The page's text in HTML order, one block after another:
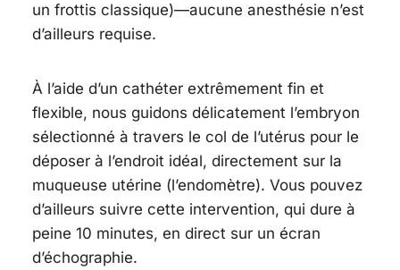
un frottis classique)—aucune anesthésie n’est
d’ailleurs requise.
À l’aide d’un cathéter extrêmement fin et
flexible, nous guidons délicatement l’embryon
sélectionné à travers le col de l’utérus pour le
déposer à l’endroit idéal, directement sur la
muqueuse utérine (l’endomètre). Vous pouvez
d’ailleurs suivre cette intervention, qui dure à
peine 10 minutes, en direct sur un écran
d’échographie.